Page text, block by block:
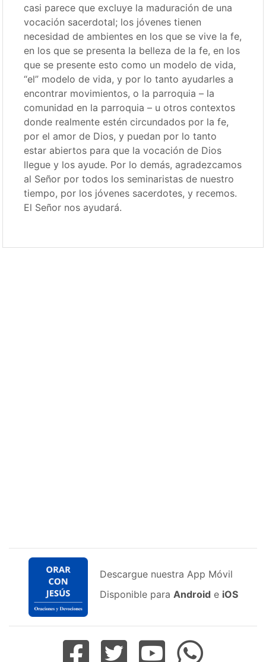
casi parece que excluye la maduración de una
vocación sacerdotal; los jóvenes tienen
necesidad de ambientes en los que se vive la fe,
en los que se presenta la belleza de la fe, en los
que se presente esto como un modelo de vida,
“el” modelo de vida, y por lo tanto ayudarles a
encontrar movimientos, o la parroquia – la
comunidad en la parroquia – u otros contextos
donde realmente estén circundados por la fe,
por el amor de Dios, y puedan por lo tanto
estar abiertos para que la vocación de Dios
llegue y los ayude. Por lo demás, agradezcamos
al Señor por todos los seminaristas de nuestro
tiempo, por los jóvenes sacerdotes, y recemos.
El Señor nos ayudará.
Descargue nuestra App Móvil
Disponible para Android e iOS